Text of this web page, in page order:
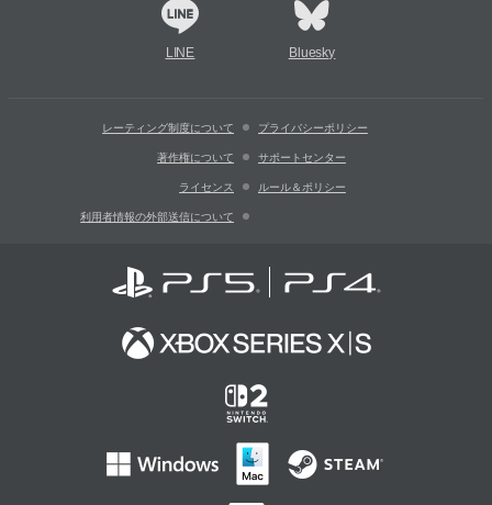
LINE Bluesky
レーティング制度について プライバシーポリシー
著作権について サポートセンター
ライセンス ルール＆ポリシー
利用者情報の外部送信について